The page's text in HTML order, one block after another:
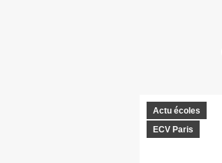
Actu écoles
ECV Paris